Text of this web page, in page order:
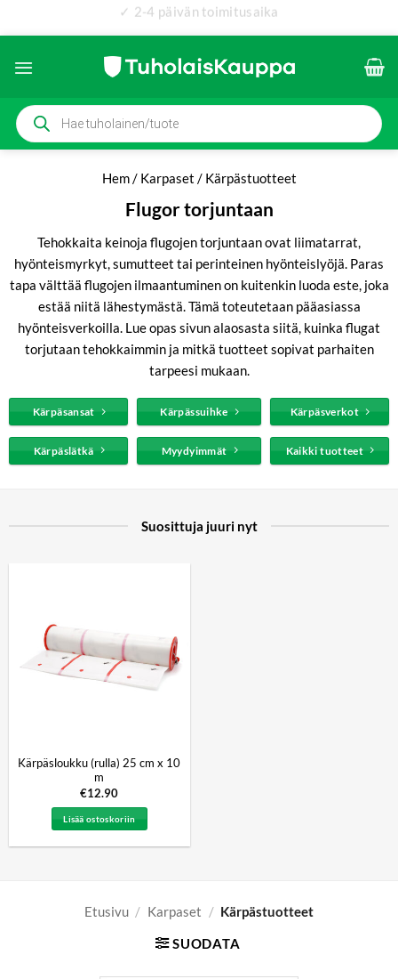
Products
search
Hem/ Karpaset / Kärpästuotteet
Flugor torjuntaan
Tehokkaita keinoja flugojen torjuntaan ovat liimatarrat,
hyönteismyrkyt, sumutteet tai perinteinen hyönteislyöjä. Paras
tapa välttää flugojen ilmaantuminen on kuitenkin luoda este, joka
estää niitä lähestymästä. Tämä toteutetaan pääasiassa
hyönteisverkoilla. Lue opas sivun alaosasta siitä, kuinka flugat
torjutaan tehokkaimmin ja mitkä tuotteet sopivat parhaiten
tarpeesi mukaan.
Kärpäsansat Kärpässuihke Kärpäsverkot
Kärpäslätkä Myydyimmät Kaikki tuotteet
Suosittuja juuri nyt
Kärpäsloukku (rulla) 25 cm x 10
m
€12.90
Lisää ostoskoriin
Etusivu / Karpaset / Kärpästuotteet
SUODATA
✓ 2-4 päivän toimitusaika